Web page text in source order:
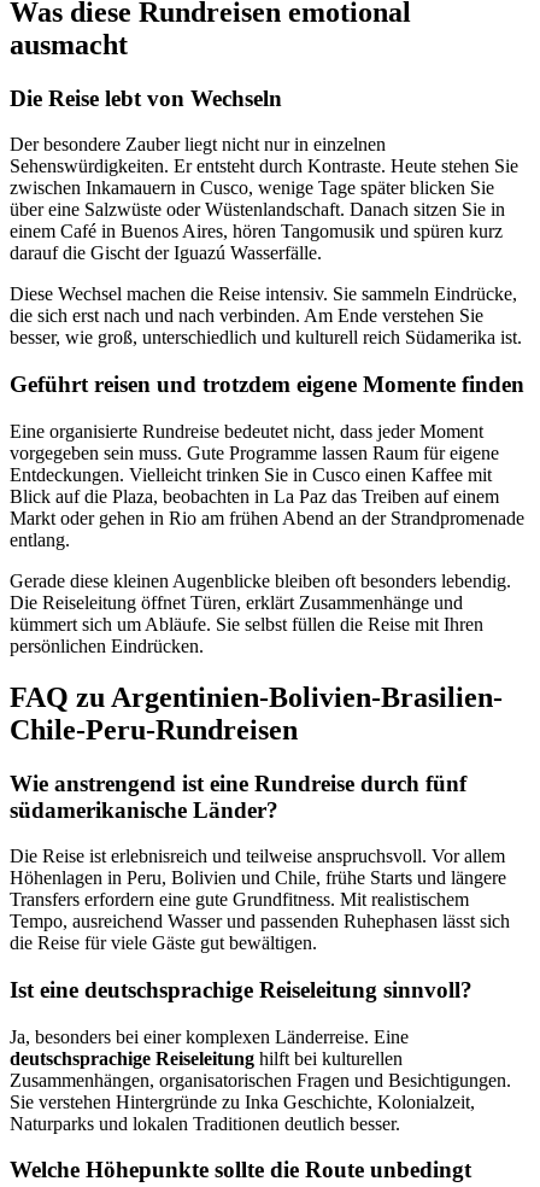
Was diese Rundreisen emotional
ausmacht
Die Reise lebt von Wechseln
Der besondere Zauber liegt nicht nur in einzelnen
Sehenswürdigkeiten. Er entsteht durch Kontraste. Heute stehen Sie
zwischen Inkamauern in Cusco, wenige Tage später blicken Sie
über eine Salzwüste oder Wüstenlandschaft. Danach sitzen Sie in
einem Café in Buenos Aires, hören Tangomusik und spüren kurz
darauf die Gischt der Iguazú Wasserfälle.
Diese Wechsel machen die Reise intensiv. Sie sammeln Eindrücke,
die sich erst nach und nach verbinden. Am Ende verstehen Sie
besser, wie groß, unterschiedlich und kulturell reich Südamerika ist.
Geführt reisen und trotzdem eigene Momente finden
Eine organisierte Rundreise bedeutet nicht, dass jeder Moment
vorgegeben sein muss. Gute Programme lassen Raum für eigene
Entdeckungen. Vielleicht trinken Sie in Cusco einen Kaffee mit
Blick auf die Plaza, beobachten in La Paz das Treiben auf einem
Markt oder gehen in Rio am frühen Abend an der Strandpromenade
entlang.
Gerade diese kleinen Augenblicke bleiben oft besonders lebendig.
Die Reiseleitung öffnet Türen, erklärt Zusammenhänge und
kümmert sich um Abläufe. Sie selbst füllen die Reise mit Ihren
persönlichen Eindrücken.
FAQ zu Argentinien-Bolivien-Brasilien-
Chile-Peru-Rundreisen
Wie anstrengend ist eine Rundreise durch fünf
südamerikanische Länder?
Die Reise ist erlebnisreich und teilweise anspruchsvoll. Vor allem
Höhenlagen in Peru, Bolivien und Chile, frühe Starts und längere
Transfers erfordern eine gute Grundfitness. Mit realistischem
Tempo, ausreichend Wasser und passenden Ruhephasen lässt sich
die Reise für viele Gäste gut bewältigen.
Ist eine deutschsprachige Reiseleitung sinnvoll?
Ja, besonders bei einer komplexen Länderreise. Eine
deutschsprachige Reiseleitung hilft bei kulturellen
Zusammenhängen, organisatorischen Fragen und Besichtigungen.
Sie verstehen Hintergründe zu Inka Geschichte, Kolonialzeit,
Naturparks und lokalen Traditionen deutlich besser.
Welche Höhepunkte sollte die Route unbedingt